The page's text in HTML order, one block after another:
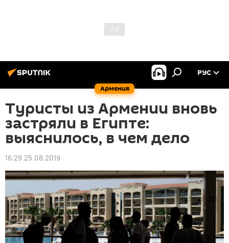
Армения
РУС
Туристы из Армении вновь
застряли в Египте:
выяснилось, в чем дело
16:29 25.08.2019